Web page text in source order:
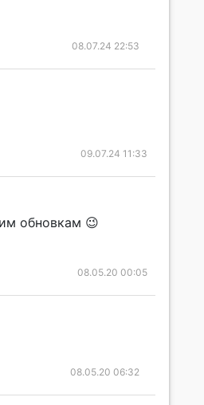
08.07.24 22:53
09.07.24 11:33
обновкам 😉
08.05.20 00:05
08.05.20 06:32